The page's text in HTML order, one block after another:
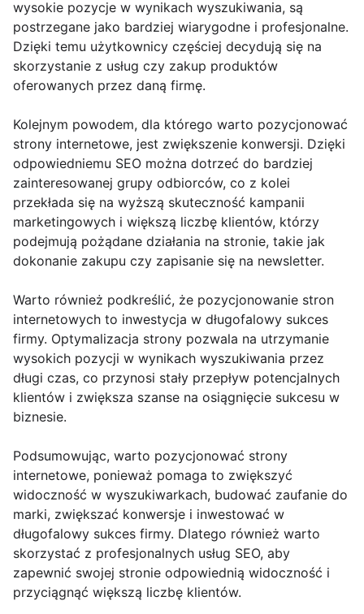
wysokie pozycje w wynikach wyszukiwania, są
postrzegane jako bardziej wiarygodne i profesjonalne.
Dzięki temu użytkownicy częściej decydują się na
skorzystanie z usług czy zakup produktów
oferowanych przez daną firmę.
Kolejnym powodem, dla którego warto pozycjonować
strony internetowe, jest zwiększenie konwersji. Dzięki
odpowiedniemu SEO można dotrzeć do bardziej
zainteresowanej grupy odbiorców, co z kolei
przekłada się na wyższą skuteczność kampanii
marketingowych i większą liczbę klientów, którzy
podejmują pożądane działania na stronie, takie jak
dokonanie zakupu czy zapisanie się na newsletter.
Warto również podkreślić, że pozycjonowanie stron
internetowych to inwestycja w długofalowy sukces
firmy. Optymalizacja strony pozwala na utrzymanie
wysokich pozycji w wynikach wyszukiwania przez
długi czas, co przynosi stały przepływ potencjalnych
klientów i zwiększa szanse na osiągnięcie sukcesu w
biznesie.
Podsumowując, warto pozycjonować strony
internetowe, ponieważ pomaga to zwiększyć
widoczność w wyszukiwarkach, budować zaufanie do
marki, zwiększać konwersje i inwestować w
długofalowy sukces firmy. Dlatego również warto
skorzystać z profesjonalnych usług SEO, aby
zapewnić swojej stronie odpowiednią widoczność i
przyciągnąć większą liczbę klientów.